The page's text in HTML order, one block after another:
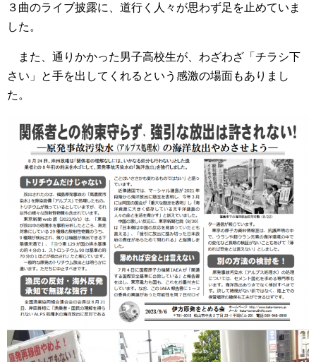
３曲のライブ披露に、道行く人々が思わず足を止めていま
した。
また、通りかかった男子高校生が、わざわざ「チラシ下
さい」と手を出してくれるという感激の場面もありまし
た。